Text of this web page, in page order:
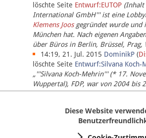
löschte Seite Entwurf:EUTOP (Inhalt
International GmbH''' ist eine
Klemens Joosgegründet wurde und
München hat. Nach eigenen
über Büros in Berlin, Brüssel, Prag,
14:19, 21. Jul. 2015 DominikP (
löschte Seite Entwurf:Silvana Koch-
„'''Silvana Koch-Mehrin''' (* 17.
Wuppertal), FDP, war von 2004 bis
Europäischen Parlaments, seit
Diese Website